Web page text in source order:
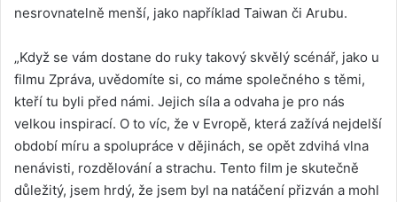
nesrovnatelně menší, jako například Taiwan či Arubu.
„Když se vám dostane do ruky takový skvělý scénář, jako u
filmu Zpráva, uvědomíte si, co máme společného s těmi,
kteří tu byli před námi. Jejich síla a odvaha je pro nás
velkou inspirací. O to víc, že v Evropě, která zažívá nejdelší
období míru a spolupráce v dějinách, se opět zdvihá vlna
nenávisti, rozdělování a strachu. Tento film je skutečně
důležitý, jsem hrdý, že jsem byl na natáčení přizván a mohl